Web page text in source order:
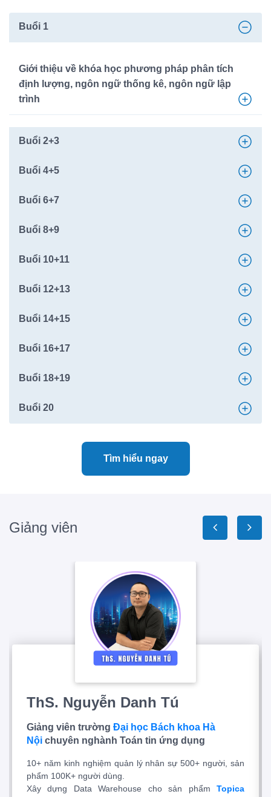
Buổi 1
Giới thiệu về khóa học phương pháp phân tích
định lượng, ngôn ngữ thống kê, ngôn ngữ lập
trình
Buổi 2+3
Buổi 4+5
Buổi 6+7
Buổi 8+9
Buổi 10+11
Buổi 12+13
Buổi 14+15
Buổi 16+17
Buổi 18+19
Buổi 20
Tìm hiểu ngay
Giảng viên
ThS. Nguyễn Danh Tú
Giảng viên trường Đại học Bách khoa Hà
Nội chuyên nghành Toán tin ứng dụng
10+ năm kinh nghiệm quản lý nhân sự 500+ người, sản
phẩm 100K+ người dùng.
Xây dựng Data Warehouse cho sản phẩm Topica